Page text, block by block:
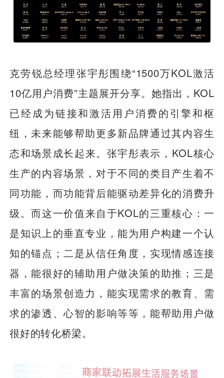
克劳锐总经理张宇彤围绕“1500万KOL激活
10亿用户消费”主题展开分享。她指出，KOL
已经成为链接和激活用户消费的引擎和枢
纽，未来能够帮助更多新品牌通过其内容生
态和场景成长起来。张宇彤表示，KOL核心
生产的内容场景，对于不同的类目产生着不
同功能，而功能背后能驱动差异化的消费升
级。而这一价值来自于KOL的三重核心：一
是知识上的垂直专业，能为用户构建一个认
知的锚点；二是从信任角度，实现情感连接
器，能很好的辅助用户做决策的助推；三是
丰富的场景创造力，能实现需求的教育、需
求的渗透、心智的影响等等，能帮助用户做
很好的转化桥梁。